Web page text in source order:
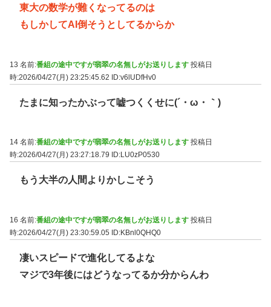
東大の数学が難くなってるのは
もしかしてAI倒そうとしてるからか
13 名前:番組の途中ですが翡翠の名無しがお送りします 投稿日
時:2026/04/27(月) 23:25:45.62 ID:v6lUDfHv0
たまに知ったかぶって嘘つくくせに(´・ω・｀)
14 名前:番組の途中ですが翡翠の名無しがお送りします 投稿日
時:2026/04/27(月) 23:27:18.79
ID:LU0zP0530
もう大半の人間よりかしこそう
16 名前:番組の途中ですが翡翠の名無しがお送りします 投稿日
時:2026/04/27(月) 23:30:59.05 ID:KBnl0QHQ0
凄いスピードで進化してるよな
マジで3年後にはどうなってるか分からんわ